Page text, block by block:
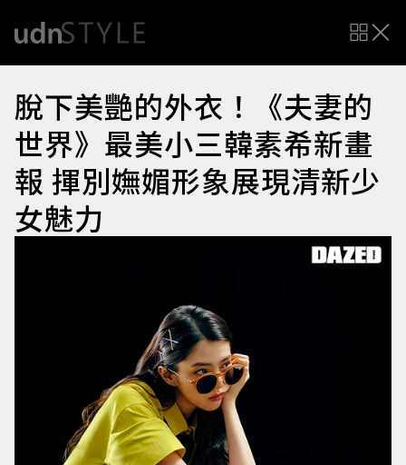
脫下美艷的外衣！《夫妻的
世界》最美小三韓素希新畫
報 揮別嫵媚形象展現清新少
女魅力